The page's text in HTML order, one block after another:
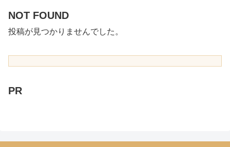
NOT FOUND
投稿が見つかりませんでした。
PR